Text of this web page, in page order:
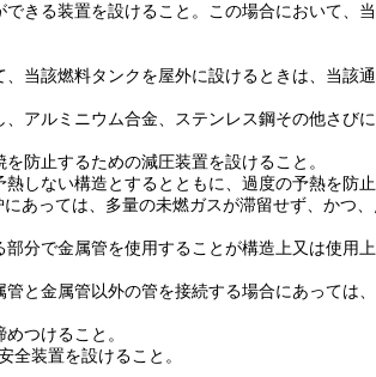
きる装置を設けること。
この場合において、
、当該燃料タンクを屋外に設けるときは、当該
、アルミニウム合金、ステンレス鋼その他さび
防止するための減圧装置を設けること。
しない構造とするとともに、過度の予熱を防止
あっては、多量の未燃ガスが滞留せず、かつ
分で金属管を使用することが構造上又は使用
管と金属管以外の管を接続する場合にあっては
つけること。
全装置を設けること。